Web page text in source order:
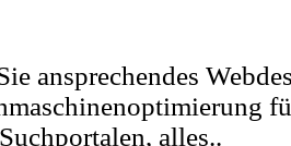
ansprechendes
alles..